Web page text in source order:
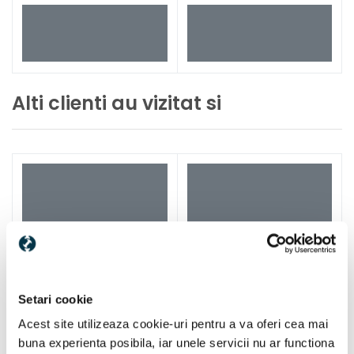
Setari cookie
Acest site utilizeaza cookie-uri pentru a va oferi cea mai
buna experienta posibila, iar unele servicii nu ar functiona
Alti clienti au vizitat si